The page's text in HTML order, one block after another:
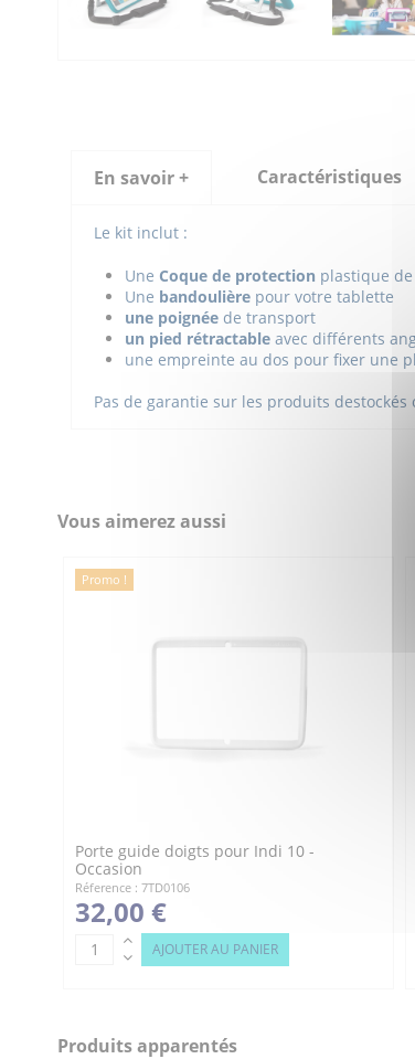
En savoir + Caractéristiques
Le kit inclut :
Une Coque de protection plastique
Une bandoulière pour votre tablette
une poignée de transport
un pied rétractable avec différents
une empreinte au dos pour fixer une
Pas de garantie sur les produits destockés
Vous aimerez aussi
Promo !
Porte guide doigts pour Indi 10 -
Occasion
Réference : 7TD0106
32,00 €
AJOUTER AU PANIER
Produits apparentés